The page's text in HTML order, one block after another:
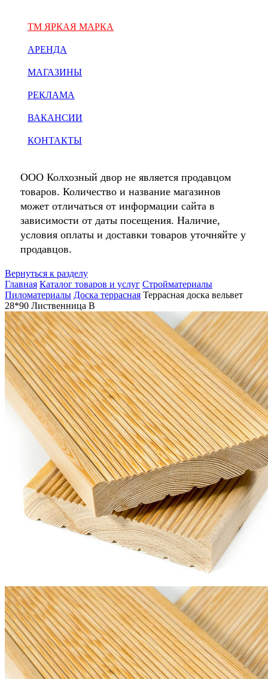
ТМ ЯРКАЯ МАРКА
АРЕНДА
МАГАЗИНЫ
РЕКЛАМА
ВАКАНСИИ
КОНТАКТЫ
ООО Колхозный двор не является продавцом
товаров. Количество и название магазинов
может отличаться от информации сайта в
зависимости от даты посещения. Наличие,
условия оплаты и доставки товаров уточняйте у
продавцов.
Вернуться к разделу
Главная Каталог товаров и услуг Стройматериалы
Пиломатериалы Доска террасная Террасная доска вельвет
28*90 Лиственница В